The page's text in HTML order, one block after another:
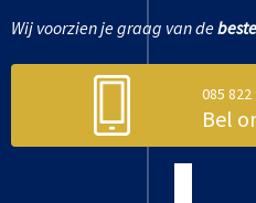
Wij voorzien je graag van de
085 822
Bel